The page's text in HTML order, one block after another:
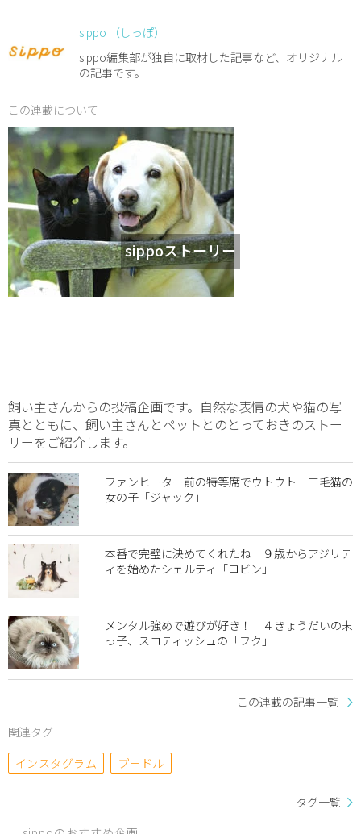
sippo （しっぽ）
sippo編集部が独自に取材した記事など、オリジナル
の記事です。
この連載について
sippoストーリー
飼い主さんからの投稿企画です。自然な表情の犬や猫の写
真とともに、飼い主さんとペットとのとっておきのストー
リーをご紹介します。
ファンヒーター前の特等席でウトウト 三毛猫の
女の子「ジャック」
本番で完璧に決めてくれたね ９歳からアジリテ
ィを始めたシェルティ「ロビン」
メンタル強めで遊びが好き！ ４きょうだいの末
っ子、スコティッシュの「フク」
この連載の記事一覧
関連タグ
インスタグラム
プードル
タグ一覧